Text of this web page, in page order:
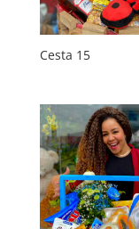
Cesta 15